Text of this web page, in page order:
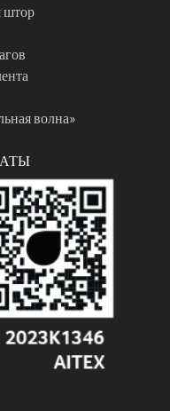
штор
волна»